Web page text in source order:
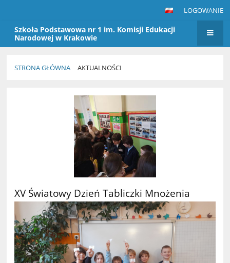
LOGOWANIE
Szkoła Podstawowa nr 1 im. Komisji Edukacji
Narodowej w Krakowie
STRONA GŁÓWNA AKTUALNOŚCI
XV Światowy Dzień Tabliczki Mnożenia